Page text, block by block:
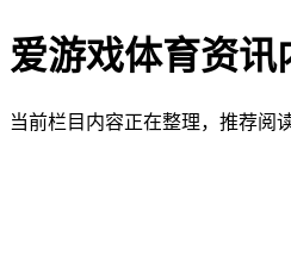
爱游戏体育资讯
当前栏目内容正在整理，推荐阅